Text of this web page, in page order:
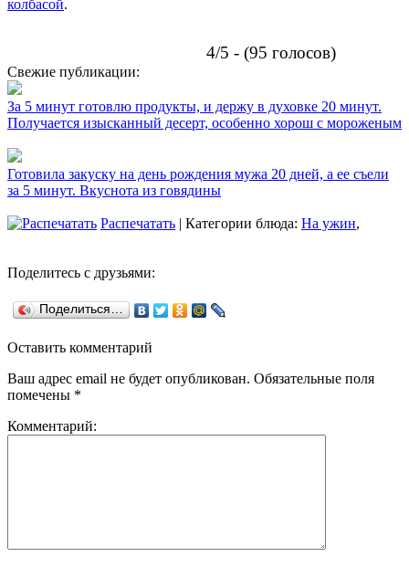
колбасой.
4/5 - (95 голосов)
Свежие публикации:
За 5 минут готовлю продукты, и держу в духовке 20 минут.
Получается изысканный десерт, особенно хорош с мороженым
Готовила закуску на день рождения мужа 20 дней, а ее съели
за 5 минут. Вкуснота из говядины
Распечатать | Категории блюда: На ужин,
Поделитесь с друзьями:
Поделиться…
Оставить комментарий
Ваш адрес email не будет опубликован. Обязательные поля
помечены *
Комментарий: